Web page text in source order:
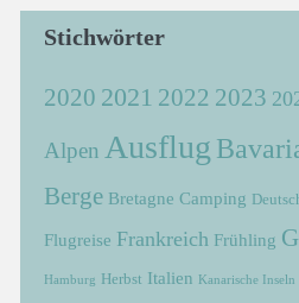
Stichwörter
2020 2021 2022 2023
Alpen Ausflug
Berge Bretagne Camping
Flugreise Frankreich Frühling
Hamburg Herbst Italien Kanarische Inseln